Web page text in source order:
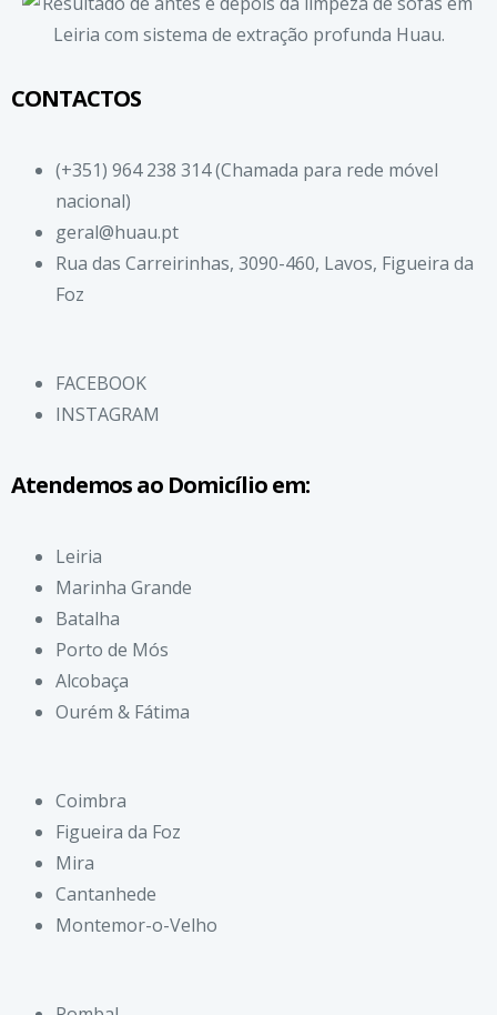
CONTACTOS
(+351) 964 238 314 (Chamada para rede móvel
nacional)
geral@huau.pt
Rua das Carreirinhas, 3090-460, Lavos, Figueira da
Foz
FACEBOOK
INSTAGRAM
Atendemos ao Domicílio em:
Leiria
Marinha Grande
Batalha
Porto de Mós
Alcobaça
Ourém & Fátima
Coimbra
Figueira da Foz
Mira
Cantanhede
Montemor-o-Velho